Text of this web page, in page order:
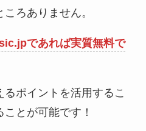
ろありません。
であれば実質無料で
ポイントを活用するこ
とが可能です！